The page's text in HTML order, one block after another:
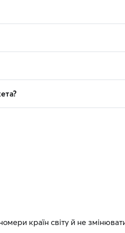
країн світу й не